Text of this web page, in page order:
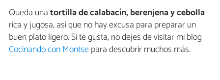
Queda unatortilla de calabacín, berenjena y cebolla
rica y jugosa, así que no hay excusa para preparar un
buen plato ligero. Si te gusta, no dejes de visitar mi blog
Cocinando con Montsepara descubrir muchos más.